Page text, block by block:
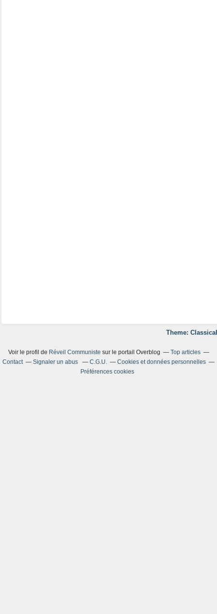
Theme:
Voir le profil de Réveil Communiste sur le portail Overblog
Top articles
Contact
Signaler un abus C.G.U.
Cookies et données personnelles
Préférences cookies